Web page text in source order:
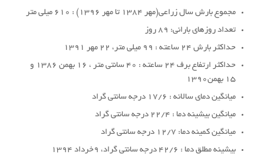
مجموع بارش سال زراعی(مهر 1384 تا مهر 1396) : 610 میلی متر
تعداد روزهای بارانی: 89 روز
حداکثر بارش 24 ساعته : 99 میلی متر، 22 مهر 1391
حداکثر ارتفاع برف 24 ساعته : 40 سانتی متر ، 16 بهمن 1386 و
15 بهمن1390
میانگین دمای سالانه : 17/6 درجه سانتی گراد
میانگین بیشینه دما : 22/4 درجه سانتی گراد
میانگین کمینه دما: 12/7 درجه سانتی گراد
بیشینه مطلق دما : 42/6 درجه سانتی گراد، 9خرداد 1394